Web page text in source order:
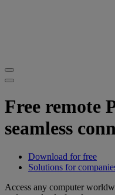
Free remote
seamless
Download for free
Solutions for
Access any computer